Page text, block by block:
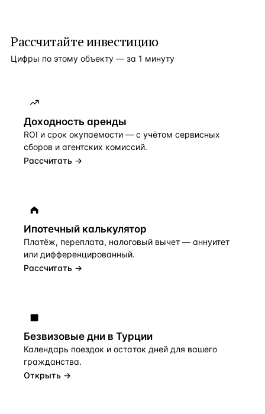
Рассчитайте инвестицию
Цифры по этому объекту — за 1 минуту
Доходность аренды
ROI и срок окупаемости — с учётом сервисных
сборов и агентских комиссий.
Рассчитать →
Ипотечный калькулятор
Платёж, переплата, налоговый вычет — аннуитет
или дифференцированный.
Рассчитать →
Безвизовые дни в Турции
Календарь поездок и остаток дней для вашего
гражданства.
Открыть →